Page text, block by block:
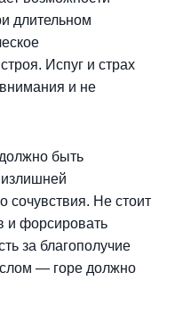
длительном
Испуг и страх
и не
быть
сочувствия. Не стоит
и форсировать
за благополучие
— горе должно